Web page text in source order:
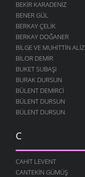
BEKIR KARADENIZ
BENER GÜL
BERKAY ÇELIK
BERKAY DOĞANER
BILGE VE MUHITTIN ALIZ
BILOR DEMIR
BUKET SUBAŞI
BURAK DURSUN
BÜLENT DEMIRCI
BÜLENT DURSUN
BÜLENT DURSUN
C
CAHIT LEVENT
CANTEKIN GÜMÜŞ